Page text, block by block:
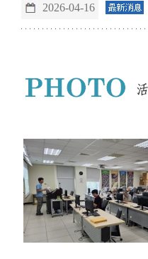
2026-04-16